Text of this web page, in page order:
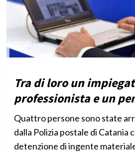
Tra di loro un
professionista e un
Quattro persone sono state
dalla Polizia postale di Catania
detenzione di ingente